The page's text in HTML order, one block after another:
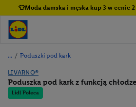
👕Moda damska i męska kup 3 w cenie
/ Poduszki pod kark
LIVARNO®
Poduszka pod kark z funkcją
Lidl Poleca